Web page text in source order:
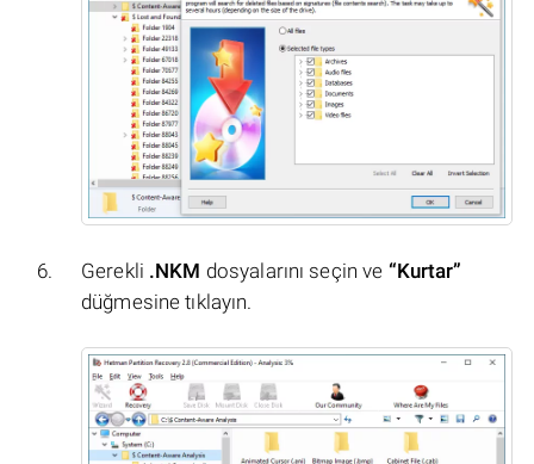
Gerekli .NKM dosyalarını seçin ve “Kurtar”
düğmesine tıklayın.